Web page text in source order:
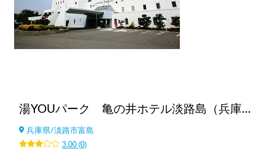
湯YOUパーク 亀の井ホテル淡路島（兵庫県）
兵庫県/淡路市富島
3.00(0)